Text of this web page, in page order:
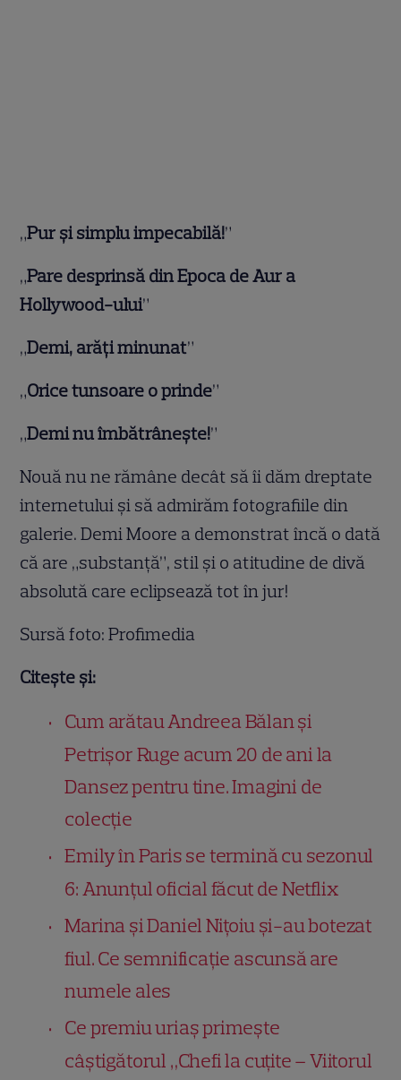
„Pur și simplu impecabilă!”
„Pare desprinsă din Epoca de Aur a
Hollywood-ului”
„Demi, arăți minunat”
„Orice tunsoare o prinde”
„Demi nu îmbătrânește!”
Nouă nu ne rămâne decât să îi dăm dreptate
internetului și să admirăm fotografiile din
galerie. Demi Moore a demonstrat încă o dată
că are „substanță”, stil și o atitudine de divă
absolută care eclipsează tot în jur!
Sursă foto: Profimedia
Citește și:
Cum arătau Andreea Bălan și
Petrișor Ruge acum 20 de ani la
Dansez pentru tine. Imagini de
colecție
Emily în Paris se termină cu sezonul
6: Anunțul oficial făcut de Netflix
Marina și Daniel Nițoiu și-au botezat
fiul. Ce semnificație ascunsă are
numele ales
Ce premiu uriaș primește
câștigătorul „Chefi la cuțite – Viitorul